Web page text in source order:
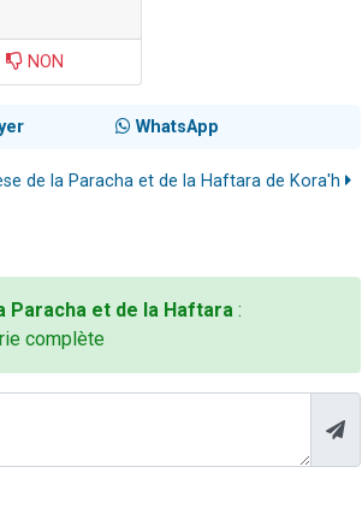
NON
WhatsApp
de la Paracha et de la Haftara de Kora'h
Paracha et de la Haftara:
complète